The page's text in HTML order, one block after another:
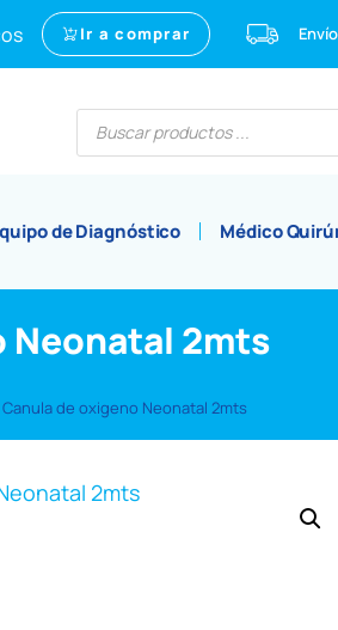
Ir a comprar
de Diagnóstico Médico
Neonatal 2mts
de oxigeno Neonatal 2mts